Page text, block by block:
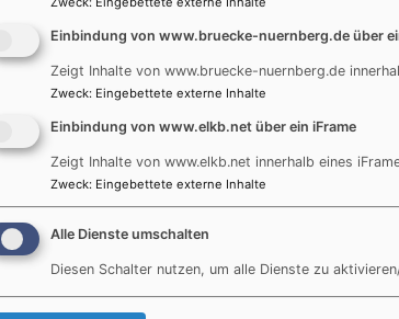
Crowdsingingprojekt, das für den
(Mehr dazu imVideoclip hier)
Gemeinsam mit der AWO-Nürnberg
aus Nürnberg zusammen, Chöre verschiedener
Reihe Welt-Musiker*innen, die die Performance
Mitgliedsgemeinschaften die
realisiert… darunter Israelis, Palästinenser,
Dimension, das hoffentlich auch in
und dann auch gemeinsam mit Musikern vor Ort
Einbindung von www.bruecke-nuernberg.de über
Zeigt Inhalte von www.bruecke-nuernberg.de
Zweck: Eingebettete externe Inhalte
Einbindung von www.elkb.net über ein iFrame
Zeigt Inhalte von www.elkb.net innerhalb eines
Zweck: Eingebettete externe Inhalte
Alle Dienste umschalten
Diesen Schalter nutzen, um alle Dienste zu